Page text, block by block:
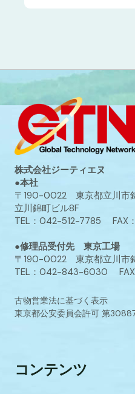
株式会社ジーティエヌ
●本社
〒190-0022 東京都立川市
立川錦町ビル8F
TEL：042-512-7785 FAX
●修理品受付先 東京工場
〒190-0022 東京都立川市
TEL：042-843-6030
古物営業法に基づく表示
東京都公安委員会許可 第
コンテンツ